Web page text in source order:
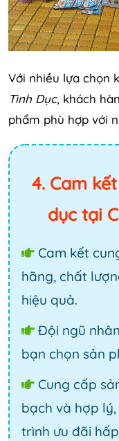
Với nhiều lựa chọn
Tình Dục, khách
phẩm phù hợp với
4. Cam
dục tại
Cam kết
hãng, chất
hiệu quả.
Đội ngũ
bạn chọn sản
Cung cấp
bạch và hợp
trình ưu đãi